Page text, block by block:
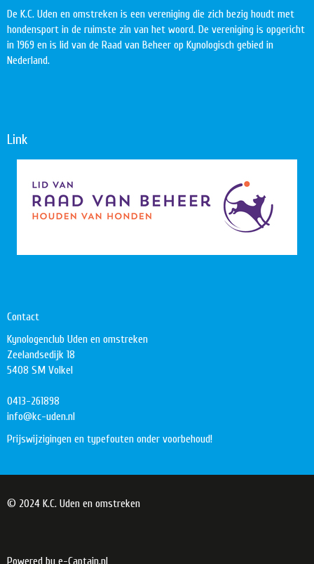
De K.C. Uden en omstreken is een vereniging die zich bezig houdt met
hondensport in de ruimste zin van het woord. De vereniging is opgericht
in 1969 en is lid van de Raad van Beheer op Kynologisch gebied in
Nederland.
Link
Contact
Kynologenclub Uden en omstreken
Zeelandsedijk 18
5408 SM Volkel
0413-261898
ofni@kc-uden.nl
Prijswijzigingen en typefouten onder voorbehoud!
© 2024 K.C. Uden en omstreken
Powered by e-Captain.nl